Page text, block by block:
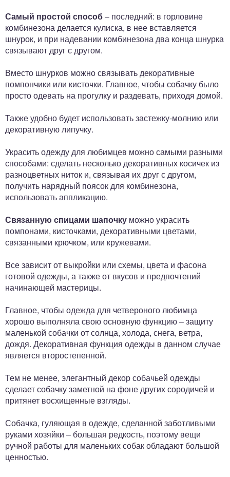
Самый простой способ– последний: в горловине
комбинезона делается кулиска, в нее вставляется
шнурок, и при надевании комбинезона два конца шнурка
связывают друг с другом.
Вместо шнурков можно связывать декоративные
помпончики или кисточки. Главное, чтобы собачку было
просто одевать на прогулку и раздевать, приходя домой.
Также удобно будет использовать застежку-молнию или
декоративную липучку.
Украсить одежду для любимцев можно самыми разными
способами: сделать несколько декоративных косичек из
разноцветных ниток и, связывая их друг с другом,
получить нарядный поясок для комбинезона,
использовать аппликацию.
Связанную спицами шапочку можно украсить
помпонами, кисточками, декоративными цветами,
связанными крючком, или кружевами.
Все зависит от выкройки или схемы, цвета и фасона
готовой одежды, а также от вкусов и предпочтений
начинающей мастерицы.
Главное, чтобы одежда для четвероного любимца
хорошо выполняла свою основную функцию – защиту
маленькой собачки от солнца, холода, снега, ветра,
дождя. Декоративная функция одежды в данном случае
является второстепенной.
Тем не менее, элегантный декор собачьей одежды
сделает собачку заметной на фоне других сородичей и
притянет восхищенные взгляды.
Собачка, гуляющая в одежде, сделанной заботливыми
руками хозяйки – большая редкость, поэтому вещи
ручной работы для маленьких собак обладают большой
ценностью.